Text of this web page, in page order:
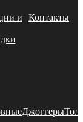
и Контакты
Джоггеры